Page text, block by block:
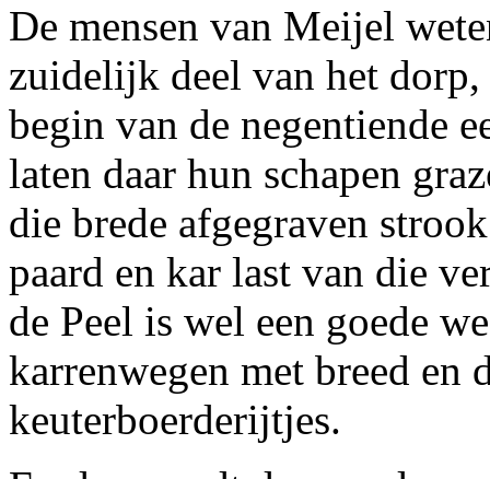
De mensen van Meijel
zuidelijk deel van het
begin van de negentiende
laten daar hun schapen
die brede afgegraven
paard en kar last van die
de Peel is wel een goede
karrenwegen met breed en
keuterboerderijtjes.